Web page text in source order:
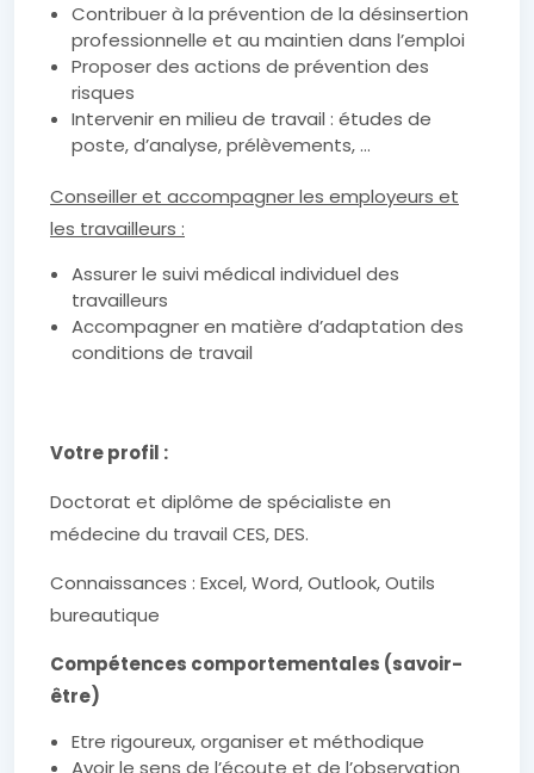
Contribuer à la prévention de la désinsertion
professionnelle et au maintien dans l’emploi
Proposer des actions de prévention des
risques
Intervenir en milieu de travail : études de
poste, d’analyse, prélèvements, …
Conseiller et accompagner les employeurs et
les travailleurs :
Assurer le suivi médical individuel des
travailleurs
Accompagner en matière d’adaptation des
conditions de travail
Votre profil :
Doctorat et diplôme de spécialiste en
médecine du travail CES, DES.
Connaissances : Excel, Word, Outlook, Outils
bureautique
Compétences comportementales (savoir-
être)
Etre rigoureux, organiser et méthodique
Avoir le sens de l’écoute et de l’observation